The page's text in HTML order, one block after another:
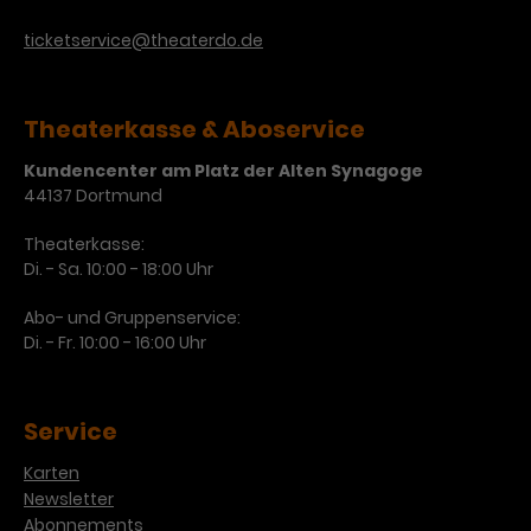
verschiedene Websites hinweg.
ticketservice@theaterdo.de
Theaterkasse & Aboservice
Kundencenter am Platz der Alten Synagoge
44137 Dortmund
Theaterkasse:
Di. - Sa. 10:00 - 18:00 Uhr
Abo- und Gruppenservice:
Di. - Fr. 10:00 - 16:00 Uhr
Service
Karten
Newsletter
Abonnements